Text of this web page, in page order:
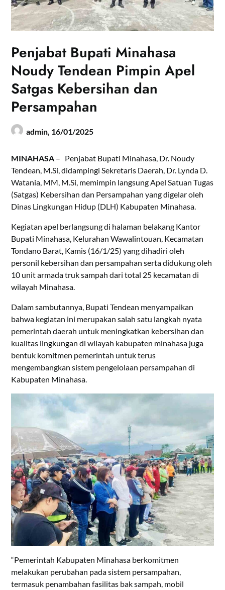
Penjabat Bupati Minahasa
Noudy Tendean Pimpin Apel
Satgas Kebersihan dan
Persampahan
admin, 16/01/2025
MINAHASA – Penjabat Bupati Minahasa, Dr. Noudy
Tendean, M.Si, didampingi Sekretaris Daerah, Dr. Lynda D.
Watania, MM, M.Si, memimpin langsung Apel Satuan Tugas
(Satgas) Kebersihan dan Persampahan yang digelar oleh
Dinas Lingkungan Hidup (DLH) Kabupaten Minahasa.
Kegiatan apel berlangsung di halaman belakang Kantor
Bupati Minahasa, Kelurahan Wawalintouan, Kecamatan
Tondano Barat, Kamis (16/1/25) yang dihadiri oleh
personil kebersihan dan persampahan serta didukung oleh
10 unit armada truk sampah dari total 25 kecamatan di
wilayah Minahasa.
Dalam sambutannya, Bupati Tendean menyampaikan
bahwa kegiatan ini merupakan salah satu langkah nyata
pemerintah daerah untuk meningkatkan kebersihan dan
kualitas lingkungan di wilayah kabupaten minahasa juga
bentuk komitmen pemerintah untuk terus
mengembangkan sistem pengelolaan persampahan di
Kabupaten Minahasa.
“Pemerintah Kabupaten Minahasa berkomitmen
melakukan perubahan pada sistem persampahan,
termasuk penambahan fasilitas bak sampah, mobil